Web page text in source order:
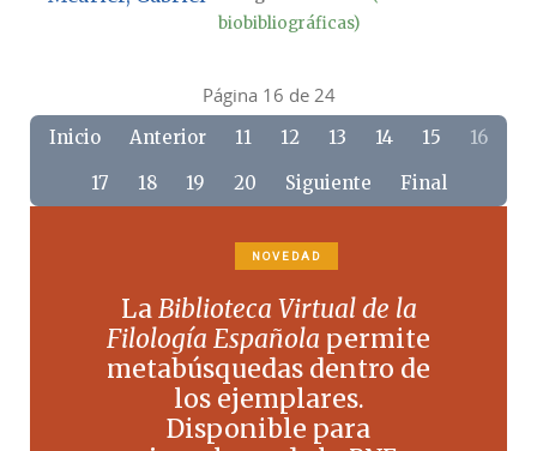
biobibliográficas)
Página 16 de 24
Inicio Anterior 11 12 13 14 15
16
17
18 19 20 Siguiente Final
NOVEDAD
LaBiblioteca Virtual de la
Filología Española permite
metabúsquedas dentro de
los ejemplares.
Disponible para